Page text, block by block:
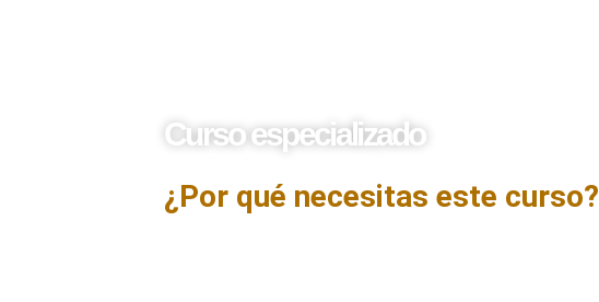
Curso especializado
¿Por qué necesitas este curso?